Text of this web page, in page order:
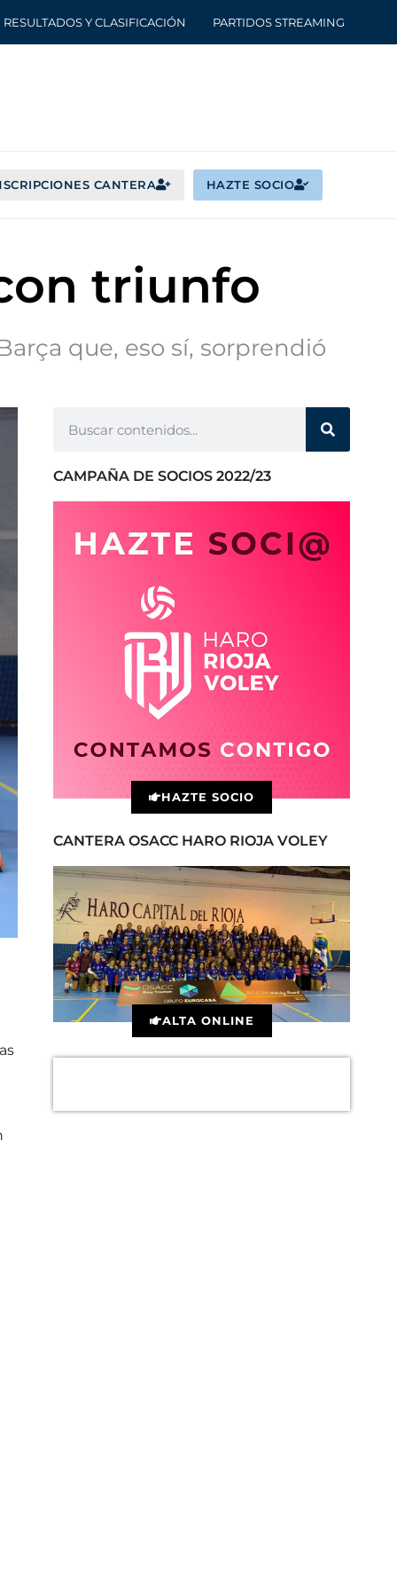
RESULTADOS Y CLASIFICACIÓN PARTIDOS STREAMING
CANTERA HAZTE SOCIO
triunfo
que, eso sí, sorprendió
CAMPAÑA DE SOCIOS 2022/23
HAZTE SOCIO
CANTERA OSACC HARO RIOJA VOLEY
ALTA ONLINE